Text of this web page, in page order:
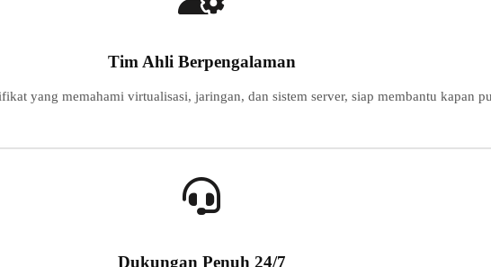
Tim Ahli Berpengalaman
yang memahami virtualisasi, jaringan, dan sistem server, siap membantu kapan
Dukungan Penuh 24/7